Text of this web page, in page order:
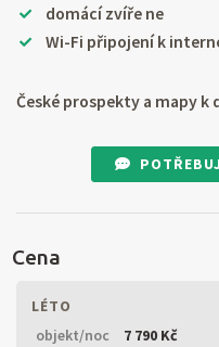
domácí zvíře ne
Wi-Fi připojení k
České prospekty a mapy k
Cena
LÉTO
objekt/noc
7 790 Kč